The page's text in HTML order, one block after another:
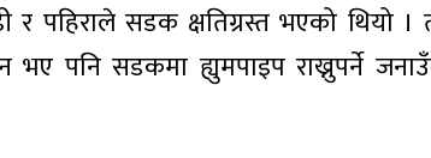
पहिराले सडक क्षतिग्रस्त भएको थियो ।
पनि सडकमा ह्युमपाइप राख्नुपर्ने